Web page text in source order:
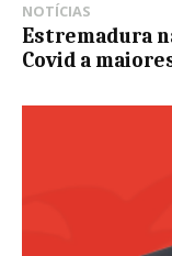
NOTÍCIAS
Estremadura
Covid a